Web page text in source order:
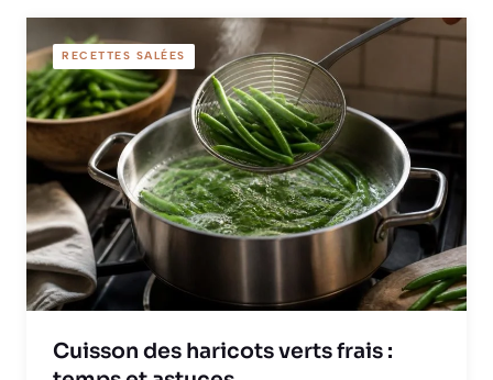
RECETTES SALÉES
Cuisson des haricots verts frais :